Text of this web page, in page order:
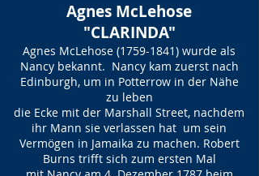
Agnes McLehose
"CLARINDA"
Agnes McLehose (1759-1841) wurde als
Nancy bekannt. Nancy kam zuerst nach
Edinburgh, um in Potterrow in der Nähe
zu leben
die Ecke mit der Marshall Street, nachdem
ihr Mann sie verlassen hat um sein
Vermögen in Jamaika zu machen. Robert
Burns trifft sich zum ersten Mal